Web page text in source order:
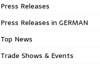
Press Releases
Press Releases in GERMAN
Top News
Trade Shows & Events